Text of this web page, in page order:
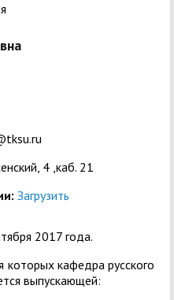
4 ,каб. 21
Загрузить
2017 года.
которых кафедра русского
выпускающей: